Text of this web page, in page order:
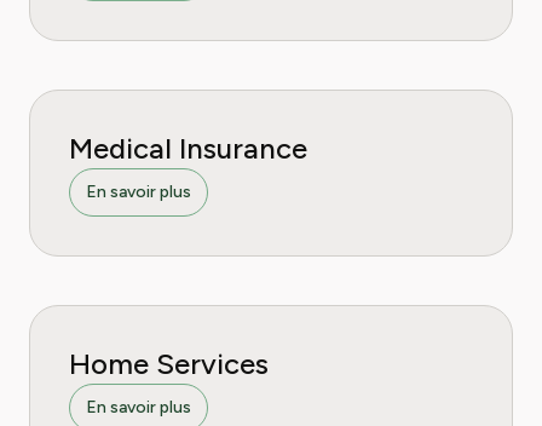
Medical Insurance
En savoir plus
Home Services
En savoir plus